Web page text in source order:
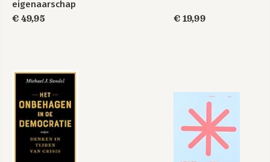
eigenaarschap
€ 49,95
€ 19,99